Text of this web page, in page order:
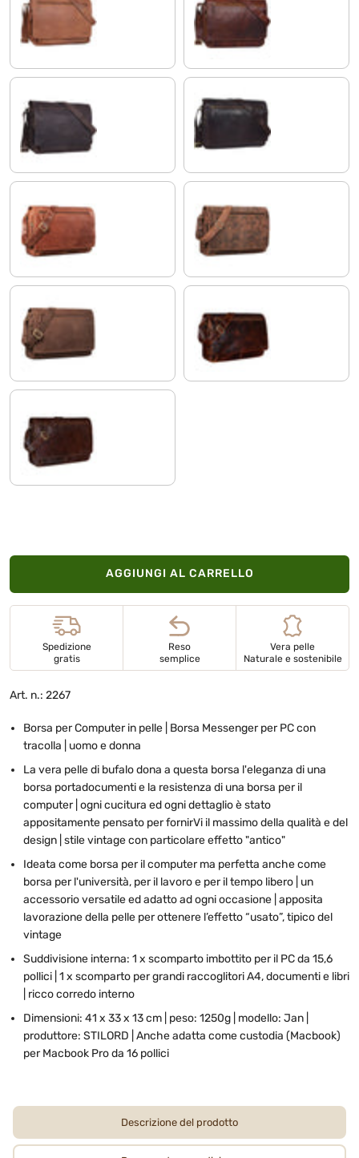
sella - marrone cognac marrone scuro
marrone scuro - pallido ebano - marrone
andorra - marrone aneto - marrone
veleta - marrone bordeaux - marrone
lyon - marrone
AGGIUNGI AL CARRELLO
Spedizione
gratis
Reso
semplice
Vera pelle
Naturale e sostenibile
Art. n.: 2267
Borsa per Computer in pelle | Borsa Messenger per PC con
tracolla | uomo e donna
La vera pelle di bufalo dona a questa borsa l'eleganza di una
borsa portadocumenti e la resistenza di una borsa per il
computer | ogni cucitura ed ogni dettaglio è stato
appositamente pensato per fornirVi il massimo della qualità e del
design | stile vintage con particolare effetto "antico"
Ideata come borsa per il computer ma perfetta anche come
borsa per l'università, per il lavoro e per il tempo libero | un
accessorio versatile ed adatto ad ogni occasione | apposita
lavorazione della pelle per ottenere l’effetto “usato”, tipico del
vintage
Suddivisione interna: 1 x scomparto imbottito per il PC da 15,6
pollici | 1 x scomparto per grandi raccoglitori A4, documenti e libri
| ricco corredo interno
Dimensioni: 41 x 33 x 13 cm | peso: 1250g | modello: Jan |
produttore: STILORD | Anche adatta come custodia (Macbook)
per Macbook Pro da 16 pollici
Descrizione del prodotto